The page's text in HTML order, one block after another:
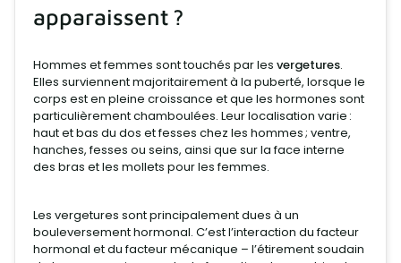
apparaissent ?
Hommes et femmes sont touchés par les vergetures.
Elles surviennent majoritairement à la puberté, lorsque le
corps est en pleine croissance et que les hormones sont
particulièrement chamboulées. Leur localisation varie :
haut et bas du dos et fesses chez les hommes ; ventre,
hanches, fesses ou seins, ainsi que sur la face interne
des bras et les mollets pour les femmes.
Les vergetures sont principalement dues à un
bouleversement hormonal. C’est l’interaction du facteur
hormonal et du facteur mécanique – l’étirement soudain